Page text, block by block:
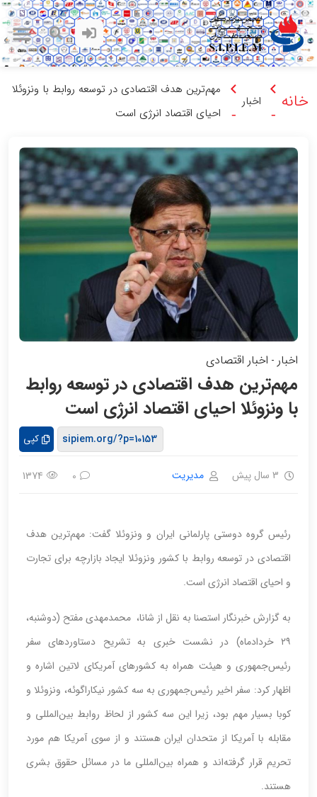
خانه -
اخبار
-
مهم‌ترین هدف اقتصادی در توسعه روابط با ونزوئلا
احیای اقتصاد انرژی است
اخبار - اخبار اقتصادی
مهم‌ترین هدف اقتصادی در توسعه روابط
با ونزوئلا احیای اقتصاد انرژی است
کپی
3 سال پیش مدیریت 0
1374
رئیس گروه دوستی پارلمانی ایران و ونزوئلا گفت: مهم‌ترین هدف
اقتصادی در توسعه روابط با کشور ونزوئلا ایجاد بازارچه برای تجارت
و احیای اقتصاد انرژی است.
به گزارش خبرنگار استصنا به نقل از شانا، محمدمهدی مفتح (دوشنبه،
۲۹ خردادماه) در نشست خبری به تشریح دستاوردهای سفر
رئیس‌جمهوری و هیئت همراه به کشورهای آمریکای لاتین اشاره و
اظهار کرد: سفر اخیر رئیس‌جمهوری به سه کشور نیکاراگوئه، ونزوئلا و
کوبا بسیار مهم بود، زیرا این سه کشور از لحاظ روابط بین‌المللی و
مقابله با آمریکا از متحدان ایران هستند و از سوی آمریکا هم مورد
تحریم قرار گرفته‌اند و همراه بین‌المللی ما در مسائل حقوق بشری
هستند.